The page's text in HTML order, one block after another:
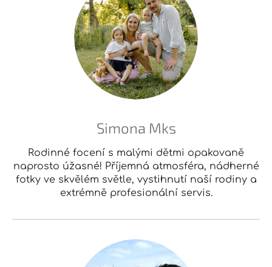
Simona Mks
Rodinné focení s malými dětmi opakovaně
naprosto úžasné! Příjemná atmosféra, nádherné
fotky ve skvělém světle, vystihnutí naší rodiny a
extrémně profesionální servis.